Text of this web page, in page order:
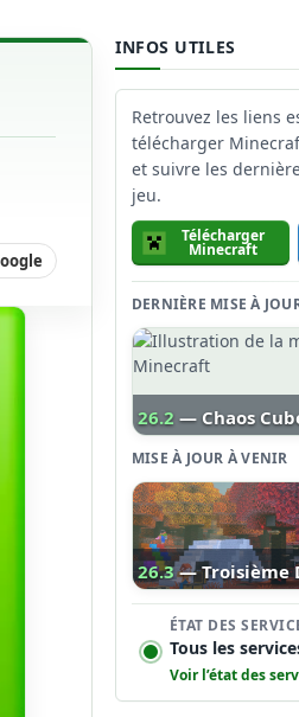
INFOS UTILES
Retrouvez les liens
télécharger
et suivre les
jeu.
Télécharger
Minecraft
DERNIÈRE MISE À
26.2 — Chaos
MISE À JOUR À VENIR
26.3 — Troisième
ÉTAT DES
Tous les
Voir l’état des